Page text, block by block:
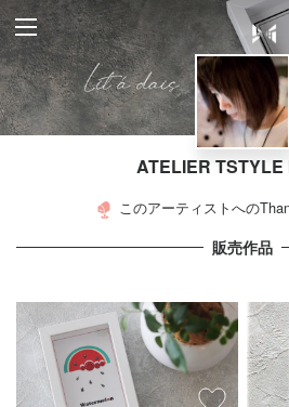
ATELIER
このアーティストへの
販売作品